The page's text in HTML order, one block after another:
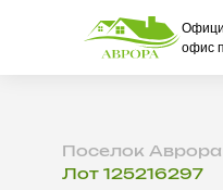
офис
Поселок Аврора
Лот 125216297